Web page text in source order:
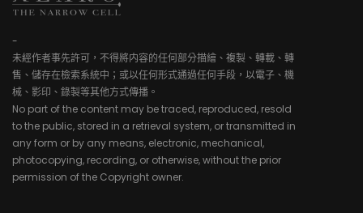
-
未經作者事先許可，不得將内容的任何部分描繪、複製、轉載、轉
售、儲存在檢索系統中；或以任何形式通過任何手段，以電子、機
械、影印、錄製等其他方式傳播。
No part of the content may be traced, reproduced, resold
to the public, stored in a retrieval system, or transmitted in
any form or by any means, electronic, mechanical,
photocopying, recording, or otherwise, without the prior
permission of the Copyright owner.